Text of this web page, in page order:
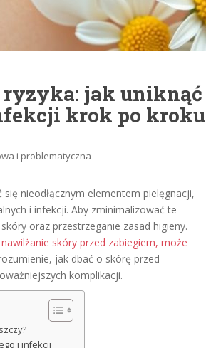
jak uniknąć
krok po kroku
i problematyczna
nieodłącznym elementem pielęgnacji,
i infekcji. Aby zminimalizować te
oraz przestrzeganie zasad higieny.
skóry przed zabiegiem, może
jak dbać o skórę przed
komplikacji.
i infekcji